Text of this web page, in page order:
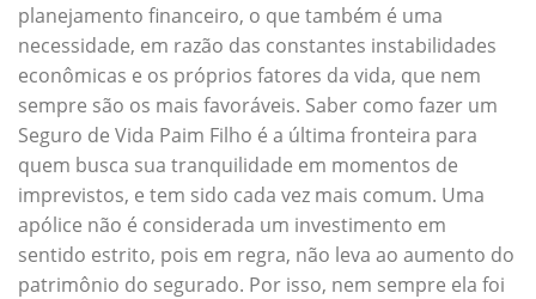
planejamento financeiro, o que também é uma
necessidade, em razão das constantes instabilidades
econômicas e os próprios fatores da vida, que nem
sempre são os mais favoráveis. Saber como fazer um
Seguro de Vida Paim Filho é a última fronteira para
quem busca sua tranquilidade em momentos de
imprevistos, e tem sido cada vez mais comum. Uma
apólice não é considerada um investimento em
sentido estrito, pois em regra, não leva ao aumento do
patrimônio do segurado. Por isso, nem sempre ela foi